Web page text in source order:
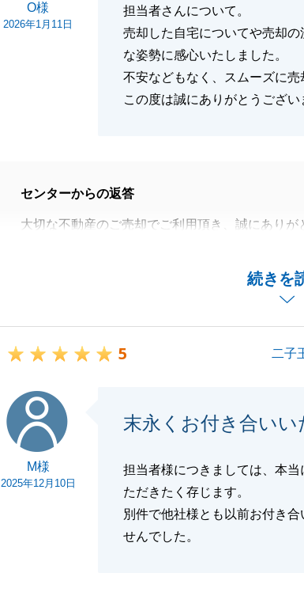
O様
2026年1月11日
担当者さんについて。
売却した自宅についてや売却
な姿勢に感心いたしました。
不安などもなく、スムーズに売
この度は誠にありがとうござい
続きを
センターからの返答
大切な不動産のご売却でご利用頂き、誠にありが
トラブルもなくお引き渡しを終えることができま
この度は本当にありがとうございました。
今後とも『東急リバブル』をご愛顧賜りますよ
5 二子
M様
2025年12月10日
末永くお付き合い
担当者様につきましては、本
ただきたく存じます。
別件で他社様とも以前お付き
せんでした。